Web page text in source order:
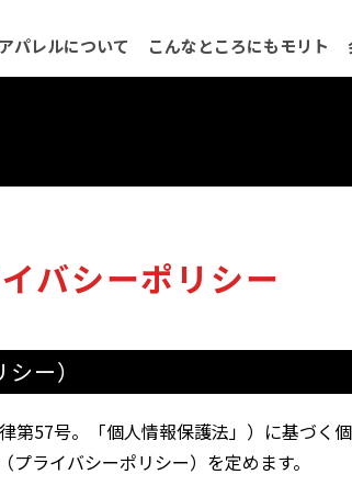
パレルについて こんなところにもモリト
バシーポリシー
ー）
第57号。「個人情報保護法」）に基づく
ライバシーポリシー）を定めます。